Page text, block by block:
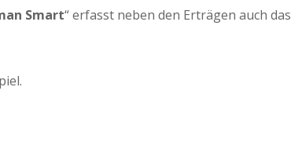
Smart“ erfasst neben den Erträgen auch das